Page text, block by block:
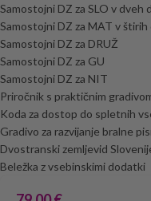
Samostojni DZ za SLO v dveh
Samostojni DZ za MAT v štirih
Samostojni DZ za DRUŽ
Samostojni DZ za GU
Samostojni DZ za NIT
Priročnik s praktičnim
Koda za dostop do spletnih
Gradivo za razvijanje bralne
Dvostranski zemljevid
Beležka z vsebinskimi dodatki